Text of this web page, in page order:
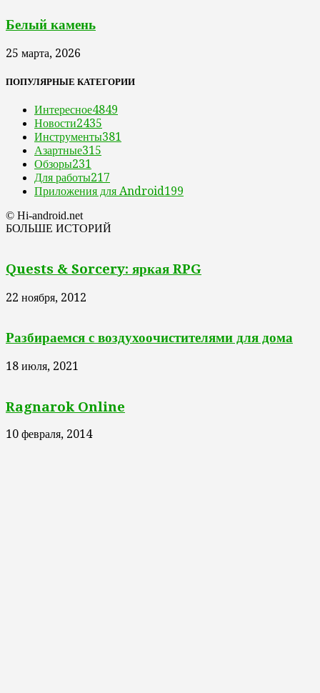
Белый камень
25 марта, 2026
ПОПУЛЯРНЫЕ КАТЕГОРИИ
Интересное4849
Новости2435
Инструменты381
Азартные315
Обзоры231
Для работы217
Приложения для Android199
© Hi-android.net
БОЛЬШЕ ИСТОРИЙ
Quests & Sorcery: яркая RPG
22 ноября, 2012
Разбираемся с воздухоочистителями для дома
18 июля, 2021
Ragnarok Online
10 февраля, 2014